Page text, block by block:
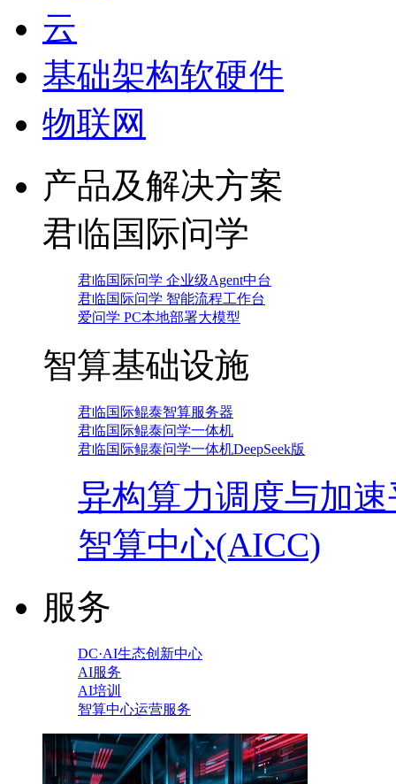
云
基础架构软硬件
物联网
产品及解决方案
君临国际问学
君临国际问学 企业级Agent中台
君临国际问学 智能流程工作台
爱问学 PC本地部署大模型
智算基础设施
君临国际鲲泰智算服务器
君临国际鲲泰问学一体机
君临国际鲲泰问学一体机DeepSeek版
异构算力调度与加
智算中心(AICC)
服务
DC·AI生态创新中心
AI服务
AI培训
智算中心运营服务